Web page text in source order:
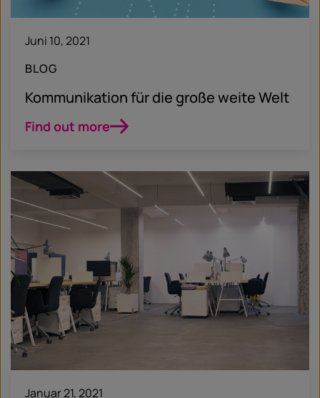
Juni 10, 2021
BLOG
Kommunikation für die große weite Welt
Find out more
Januar 21, 2021